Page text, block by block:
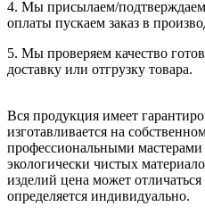
4. Мы присылаем/подтверждаем
оплаты пускаем заказ в
5. Мы проверяем качество
доставку или отгрузку товара.
Вся продукция имеет
изготавливается на
профессиональными мастерами
экологически чистых
изделий цена может
определяется индивидуально.